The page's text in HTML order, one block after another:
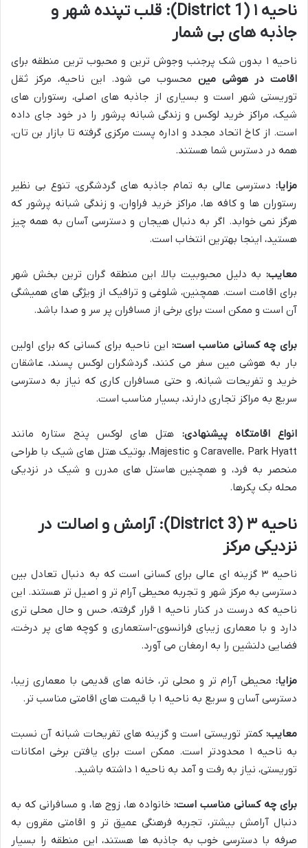
ناحیه ۱ (District 1): قلب تپنده شهر و
جاذبه های بی شمار
ناحیه ۱ بدون شک پرجنب وجوش ترین و محبوب ترین منطقه برای
اقامت در هوشی مین محسوب می شود. این ناحیه، مرکز ثقل
توریستی شهر است و بسیاری از جاذبه های اصلی، رستوران های
شیک، مراکز خرید لوکس و زندگی شبانه پرشور را در خود جای داده
است. از کاخ اتحاد مجدد و اداره پست مرکزی گرفته تا بازار بن تان،
همه در دسترس شما هستند.
مزایا: دسترسی عالی به تمام جاذبه های گردشگری، تنوع بی نظیر
رستوران ها و کافه ها، مراکز خرید فراوان، و زندگی شبانه پرشور که
هرگز نمی خوابد. اگر به دنبال هیجان و دسترسی آسان به همه چیز
هستید، اینجا بهترین انتخاب است.
معایب: به دلیل محبوبیت بالا، این منطقه گران ترین بخش شهر
برای اقامت است. همچنین، شلوغی و ترافیک از ویژگی های همیشگی
آن است و ممکن است برای برخی از مسافران پر سر و صدا باشد.
برای چه کسانی مناسب است:این ناحیه برای کسانی که برای اولین
بار به هوشی مین سفر می کنند، گردشگران لوکس پسند، عاشقان
خرید و تفریحات شبانه، و حتی مسافران کاری که نیاز به دسترسی
سریع به مراکز تجاری دارند، بسیار مناسب است.
انواع اقامتگاه پیشنهادی: هتل های لوکس پنج ستاره مانند
Caravelle، Park Hyatt و Majestic، بوتیک هتل های شیک با طراحی
منحصر به فرد، و همچنین هاستل های مدرن و شیک در نزدیکی
محله بک پکرها.
ناحیه ۳ (District 3): آرامش و اصالت در
نزدیکی مرکز
ناحیه ۳ گزینه ای عالی برای کسانی است که به دنبال تعادل بین
دسترسی به مرکز شهر و تجربه محیطی آرام تر و اصیل تر هستند. این
ناحیه که درست در کنار ناحیه ۱ قرار گرفته، حس و حال محلی تری
دارد و با معماری زیبای فرانسوی-استعماری و کوچه های پر درخت،
فضایی دلنشین را به ارمغان می آورد.
مزایا: محیطی آرام تر و محلی تر، خانه های قدیمی با معماری زیبا،
دسترسی آسان و سریع به ناحیه ۱ با قیمت های اقامتی مناسب تر.
معایب: کمتر توریستی است و گزینه های تفریحات شبانه آن نسبت
به ناحیه ۱ محدودتر است. ممکن است برای یافتن برخی امکانات
توریستی، نیاز به رفت و آمد به ناحیه ۱ داشته باشید.
برای چه کسانی مناسب است:خانواده ها، زوج ها، و مسافرانی که به
دنبال آرامش بیشتر، تجربه فرهنگی عمیق تر و اقامتی مقرون به
صرفه با دسترسی خوب به جاذبه ها هستند، این منطقه را بسیار